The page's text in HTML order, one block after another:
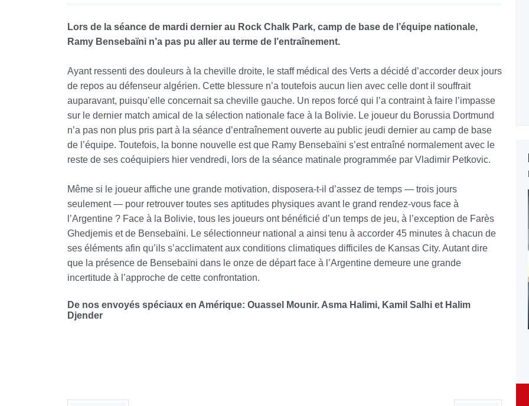
Lors de la séance de mardi dernier au Rock Chalk Park, camp de base de l’équipe nationale,
Ramy Bensebaïni n’a pas pu aller au terme de l’entraînement.
Ayant ressenti des douleurs à la cheville droite, le staff médical des Verts a décidé d’accorder deux jours
de repos au défenseur algérien. Cette blessure n’a toutefois aucun lien avec celle dont il souffrait
auparavant, puisqu’elle concernait sa cheville gauche. Un repos forcé qui l’a contraint à faire l’impasse
sur le dernier match amical de la sélection nationale face à la Bolivie. Le joueur du Borussia Dortmund
n’a pas non plus pris part à la séance d’entraînement ouverte au public jeudi dernier au camp de base
de l’équipe. Toutefois, la bonne nouvelle est que Ramy Bensebaïni s’est entraîné normalement avec le
reste de ses coéquipiers hier vendredi, lors de la séance matinale programmée par Vladimir Petkovic.
Même si le joueur affiche une grande motivation, disposera-t-il d’assez de temps — trois jours
seulement — pour retrouver toutes ses aptitudes physiques avant le grand rendez-vous face à
l’Argentine ? Face à la Bolivie, tous les joueurs ont bénéficié d’un temps de jeu, à l’exception de Farès
Ghedjemis et de Bensebaïni. Le sélectionneur national a ainsi tenu à accorder 45 minutes à chacun de
ses éléments afin qu’ils s’acclimatent aux conditions climatiques difficiles de Kansas City. Autant dire
que la présence de Bensebaïni dans le onze de départ face à l’Argentine demeure une grande
incertitude à l’approche de cette confrontation.
De nos envoyés spéciaux en Amérique: Ouassel Mounir. Asma Halimi, Kamil Salhi et Halim
Djender